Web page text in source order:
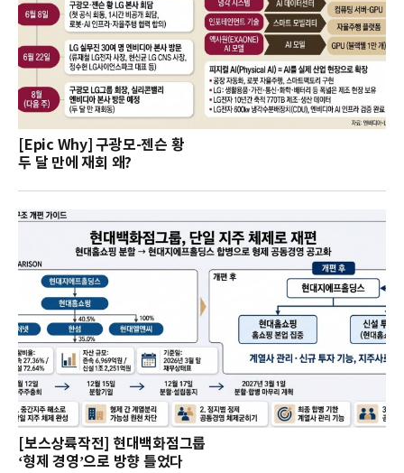
[Epic Why] 구광모-젠슨 황
두 달 만에 재회 왜?
[보스상륙작전] 현대백화점그룹
‘형제 경영’으로 방향 틀었다